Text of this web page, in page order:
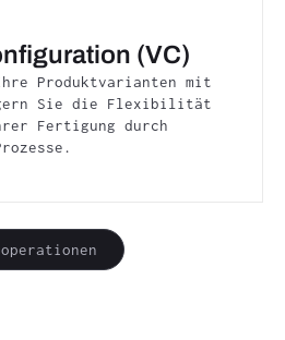
(VC)
Produktvarianten mit
Sie die Flexibilität
Fertigung durch